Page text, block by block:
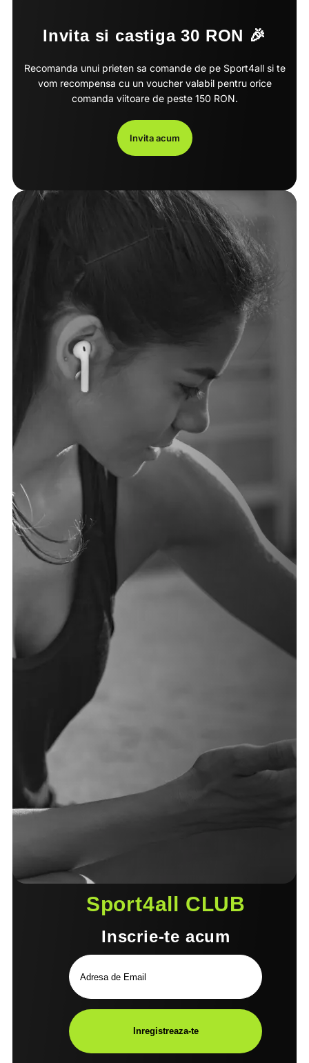
Invita si castiga 30 RON 🎉
Recomanda unui prieten sa comande de pe Sport4all si te
vom recompensa cu un voucher valabil pentru orice
comanda viitoare de peste 150 RON.
Invita acum
Sport4all CLUB
Inscrie-te acum